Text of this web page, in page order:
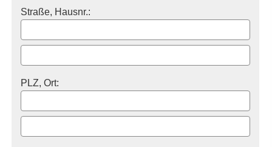
Straße, Hausnr.:
PLZ, Ort: